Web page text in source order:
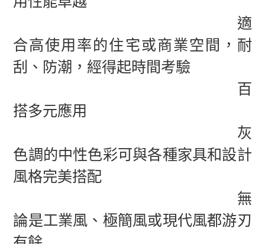
適
合高使用率的住宅或商業空間，耐
刮、防潮，經得起時間考驗
百
搭多元應用
灰
色調的中性色彩可與各種家具和設計
風格完美搭配
無
論是工業風、極簡風或現代風都游刃